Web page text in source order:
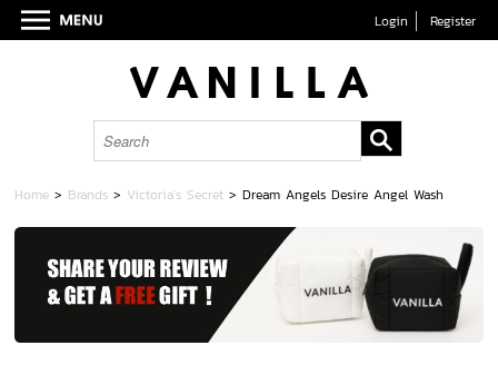
Login Register
Home > Brands > Victoria's Secret >Dream Angels Desire Angel Wash